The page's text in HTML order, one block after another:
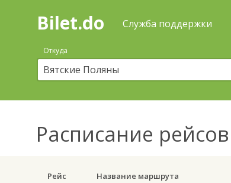
Поиск
покупка
билетов
автобус
онлайн
Bilet.do Служба поддержки
Откуда
Расписание рейсов
Рейс Название маршрута